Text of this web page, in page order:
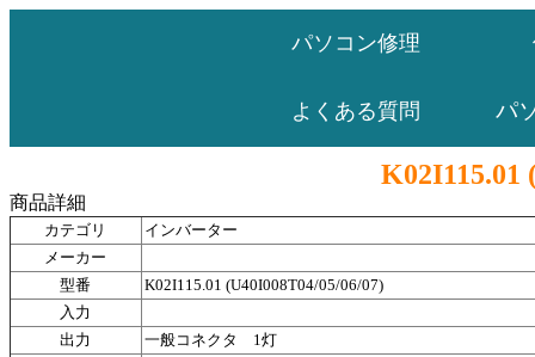
パソコン修理
よくある質問 パ
K02I115.01
商品詳細
カテゴリ
インバーター
メーカー
型番
K02I115.01 (U40I008T04/05/06/07)
入力
出力
一般コネクタ 1灯